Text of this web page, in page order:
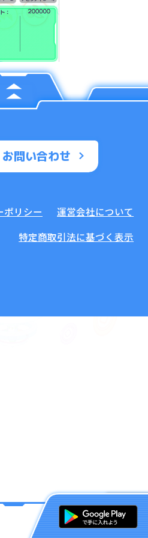
問い合わせ
ポリシー
運営会社について
特定商取引法に基づく表示